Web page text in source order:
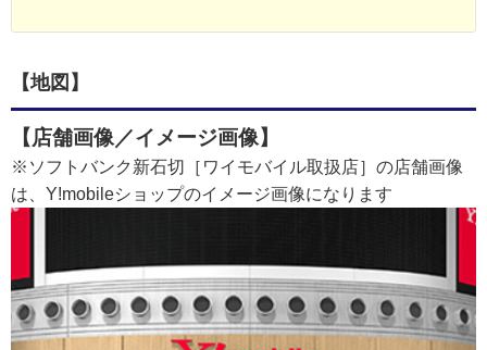
【地図】
【店舗画像／イメージ画像】
※ソフトバンク新石切［ワイモバイル取扱店］の店舗画像
は、Y!mobileショップのイメージ画像になります